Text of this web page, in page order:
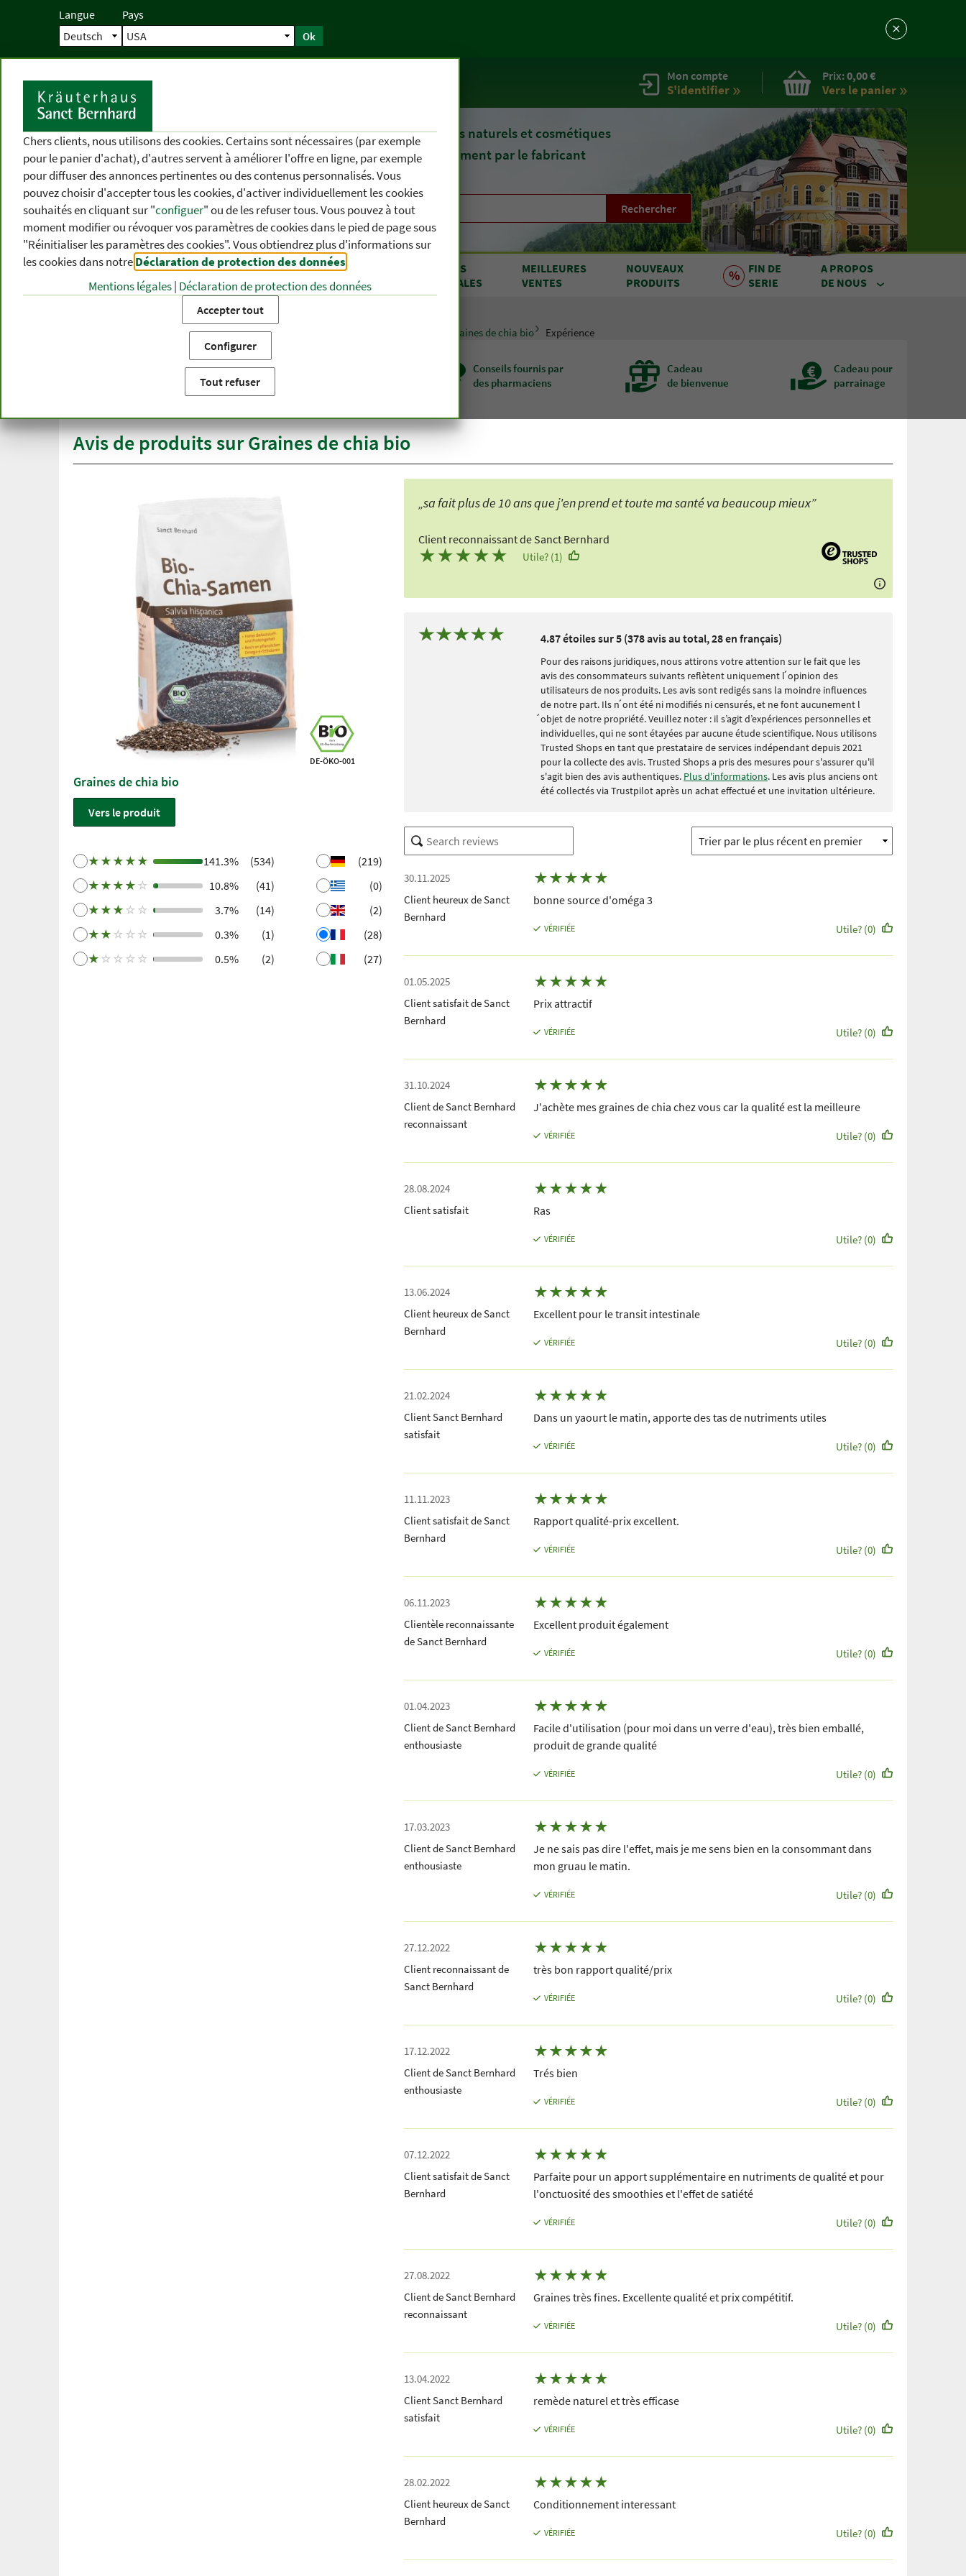
Langue Pays
Ok
Accueil Mon compte
S'identifier
Prix:0,00 €
Vers le panier
Depuis 1903, des remèdes naturels et cosmétiques
fournis directement par le fabricant
Rechercher
CATÉGORIES
DE PRODUITS
DIFFÉRENTS
THÈMES
PRODUITS
DE A À Z
OFFRES
SPÉCIALES
MEILLEURES
VENTES
NOUVEAUX
PRODUITS
FIN DE
SERIE
A PROPOS
DE NOUS
Catégories de produits Graines de chia bio Expérience
Livraison gratuite
Conseils fournis par
des pharmaciens
Cadeau
de bienvenue
Cadeau pour
parrainage
Avis de produits sur Graines de chia bio
DE-ÖKO-001
Graines de chia bio
Vers le produit
★ ★ ★ ★ ★ 141.3%
(534)
★ ★ ★ ★ ☆ 10.8%
(41)
★ ★ ★ ☆ ☆ 3.7%
(14)
★ ★ ☆ ☆ ☆ 0.3%
(1)
★ ☆ ☆ ☆ ☆ 0.5% (2)
(219)
(0)
(2)
(28)
(27)
„sa fait plus de 10 ans que j'en prend et toute ma santé va beaucoup mieux”
Client reconnaissant de Sanct Bernhard
★★★★★ Utile? (1)
4.87 étoiles sur 5 (378 avis au total, 28 en français)
Pour des raisons juridiques, nous attirons votre attention sur le fait que les
avis des consommateurs suivants reflètent uniquement l ́opinion des
utilisateurs de nos produits. Les avis sont redigés sans la moindre influences
de notre part. Ils n ́ont été ni modifiés ni censurés, et ne font aucunement l
́objet de notre propriété. Veuillez noter : il s’agit d’expériences personnelles et
individuelles, qui ne sont étayées par aucune étude scientifique. Nous utilisons
Trusted Shops en tant que prestataire de services indépendant depuis 2021
pour la collecte des avis. Trusted Shops a pris des mesures pour s'assurer qu'il
s'agit bien des avis authentiques. Plus d'informations. Les avis plus anciens ont
été collectés via Trustpilot après un achat effectué et une invitation ultérieure.
30.11.2025
Client heureux de Sanct
Bernhard
★★★★★
bonne source d'oméga 3
VÉRIFIÉE Utile? (0)
01.05.2025
Client satisfait de Sanct
Bernhard
★★★★★
Prix attractif
VÉRIFIÉE Utile? (0)
31.10.2024
Client de Sanct Bernhard
reconnaissant
★★★★★
J'achète mes graines de chia chez vous car la qualité est la meilleure
VÉRIFIÉE Utile? (0)
28.08.2024
Client satisfait
★★★★★
Ras
VÉRIFIÉE Utile? (0)
13.06.2024
Client heureux de Sanct
Bernhard
★★★★★
Excellent pour le transit intestinale
VÉRIFIÉE Utile? (0)
21.02.2024
Client Sanct Bernhard
satisfait
★★★★★
Dans un yaourt le matin, apporte des tas de nutriments utiles
VÉRIFIÉE Utile? (0)
11.11.2023
Client satisfait de Sanct
Bernhard
★★★★★
Rapport qualité-prix excellent.
VÉRIFIÉE Utile? (0)
06.11.2023
Clientèle reconnaissante
de Sanct Bernhard
★★★★★
Excellent produit également
VÉRIFIÉE Utile? (0)
01.04.2023
Client de Sanct Bernhard
enthousiaste
★★★★★
Facile d'utilisation (pour moi dans un verre d'eau), très bien emballé,
produit de grande qualité
VÉRIFIÉE Utile? (0)
17.03.2023
Client de Sanct Bernhard
enthousiaste
★★★★★
Je ne sais pas dire l'effet, mais je me sens bien en la consommant dans
mon gruau le matin.
VÉRIFIÉE Utile? (0)
27.12.2022
Client reconnaissant de
Sanct Bernhard
★★★★★
très bon rapport qualité/prix
VÉRIFIÉE Utile? (0)
17.12.2022
Client de Sanct Bernhard
enthousiaste
★★★★★
Trés bien
VÉRIFIÉE Utile? (0)
07.12.2022
Client satisfait de Sanct
Bernhard
★★★★★
Parfaite pour un apport supplémentaire en nutriments de qualité et pour
l'onctuosité des smoothies et l'effet de satiété
VÉRIFIÉE Utile? (0)
27.08.2022
Client de Sanct Bernhard
reconnaissant
★★★★★
Graines très fines. Excellente qualité et prix compétitif.
VÉRIFIÉE Utile? (0)
13.04.2022
Client Sanct Bernhard
satisfait
★★★★★
remède naturel et très efficase
VÉRIFIÉE Utile? (0)
28.02.2022
Client heureux de Sanct
Bernhard
★★★★★
Conditionnement interessant
VÉRIFIÉE Utile? (0)
Chers clients, nous utilisons des cookies. Certains sont nécessaires (par exemple
pour le panier d'achat), d'autres servent à améliorer l'offre en ligne, par exemple
pour diffuser des annonces pertinentes ou des contenus personnalisés. Vous
pouvez choisir d'accepter tous les cookies, d'activer individuellement les cookies
souhaités en cliquant sur "configuer" ou de les refuser tous. Vous pouvez à tout
moment modifier ou révoquer vos paramètres de cookies dans le pied de page sous
"Réinitialiser les paramètres des cookies". Vous obtiendrez plus d'informations sur
les cookies dans notreDéclaration de protection des données
Mentions légales| Déclaration de protection des données
Accepter tout
Configurer
Tout refuser